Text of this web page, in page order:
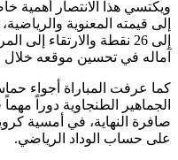
ويكتسي هذا الانتصار أهمية
إلى قيمته المعنوية
إلى 26 نقطة والارتقاء
آماله في تحسين موقعه
كما عرفت المباراة أجواء
الجماهير الطنجاوية دوراً
صافرة النهاية، في أمسية
على حساب الوداد الرياضي.